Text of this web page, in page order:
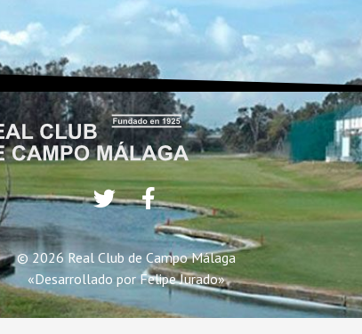
© 2026 Real Club de Campo Málaga
«Desarrollado porFelipe Jurado»